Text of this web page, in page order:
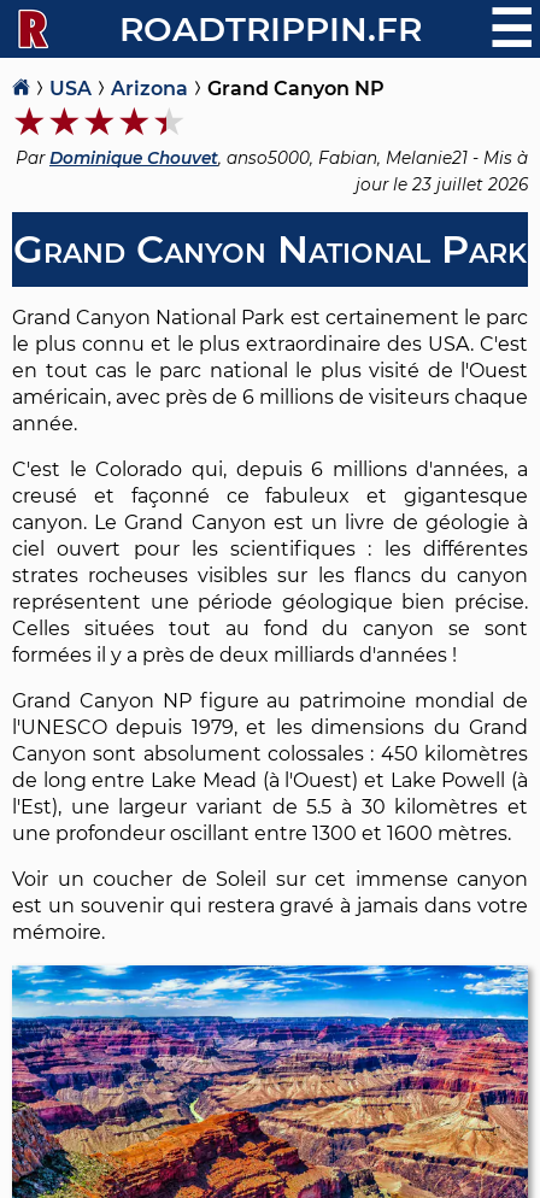
ROADTRIPPIN.FR ☰
USA Arizona Grand Canyon NP
ParDominique Chouvet, anso5000, Fabian, Melanie21 - Mis à
jour le 23 juillet 2026
Grand Canyon National Park
Grand Canyon National Park est certainement le parc
le plus connu et le plus extraordinaire des USA. C'est
en tout cas le parc national le plus visité de l'Ouest
américain, avec près de 6 millions de visiteurs chaque
année.
C'est le Colorado qui, depuis 6 millions d'années, a
creusé et façonné ce fabuleux et gigantesque
canyon. Le Grand Canyon est un livre de géologie à
ciel ouvert pour les scientifiques : les différentes
strates rocheuses visibles sur les flancs du canyon
représentent une période géologique bien précise.
Celles situées tout au fond du canyon se sont
formées il y a près de deux milliards d'années !
Grand Canyon NP figure au patrimoine mondial de
l'UNESCO depuis 1979, et les dimensions du Grand
Canyon sont absolument colossales : 450 kilomètres
de long entre Lake Mead (à l'Ouest) et Lake Powell (à
l'Est), une largeur variant de 5.5 à 30 kilomètres et
une profondeur oscillant entre 1300 et 1600 mètres.
Voir un coucher de Soleil sur cet immense canyon
est un souvenir qui restera gravé à jamais dans votre
mémoire.